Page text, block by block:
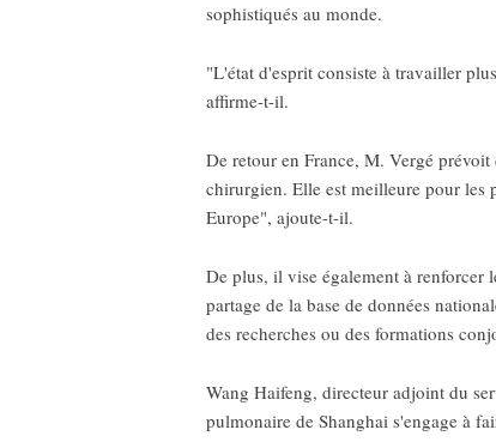
sophistiqués au monde.
"L'état d'esprit consiste à travailler
affirme-t-il.
De retour en France, M. Vergé
chirurgien. Elle est meilleure pour les
Europe", ajoute-t-il.
De plus, il vise également à renforcer
partage de la base de données
des recherches ou des formations
Wang Haifeng, directeur adjoint du
pulmonaire de Shanghai s'engage à